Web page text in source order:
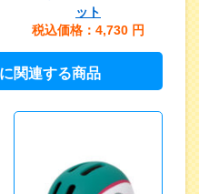
ット
税込価格：4,730 円
関連する商品